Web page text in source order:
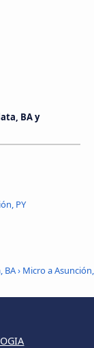
BA y
PY
BA› Micro a Asunción,